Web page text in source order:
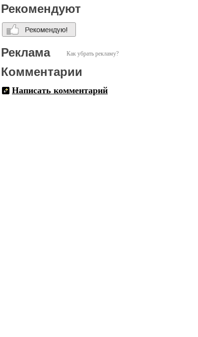
Русское Кабаре-это взгляд на русскую эстетику
Рекомендуют
Как убрать рекламу?
Реклама
Комментарии
Написать комментарий